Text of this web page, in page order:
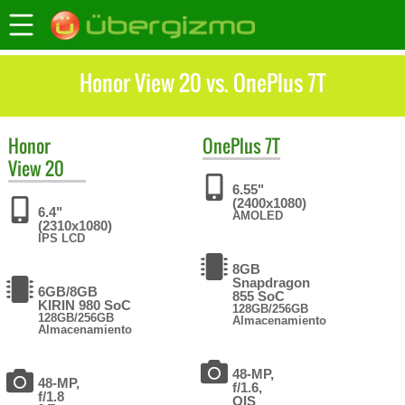
Honor View 20 vs. OnePlus 7T
Honor
View 20
6.4"
(2310x1080)
IPS LCD
6GB/8GB
KIRIN 980 SoC
128GB/256GB
Almacenamiento
48-MP,
f/1.8
OnePlus7T
6.55"
(2400x1080)
AMOLED
8GB
Snapdragon
855 SoC
128GB/256GB
Almacenamiento
48-MP,
f/1.6,
OIS